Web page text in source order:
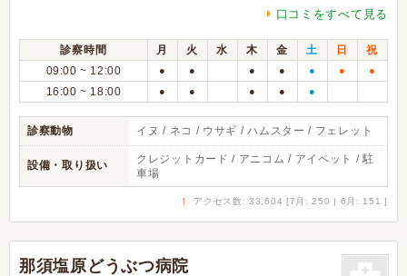
口コミをすべて見る
診察時間 月 火 水 木 金 土 日
祝
09:00 ~ 12:00
● ● ● ● ● ● ●
16:00 ~ 18:00 ● ● ● ● ●
診察動物 イヌ / ネコ / ウサギ / ハムスター / フェレット
設備・取り扱い
クレジットカード / アニコム / アイペット / 駐
車場
↑ アクセス数: 33,604 [7月: 250 | 6月: 151 ]
那須塩原どうぶつ病院